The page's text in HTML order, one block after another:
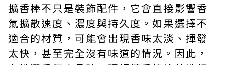
擴香棒不只是裝飾配件，它會直接影響香
氣擴散速度、濃度與持久度。如果選擇不
適合的材質，可能會出現香味太淡、揮發
太快，甚至完全沒有味道的情況。因此，